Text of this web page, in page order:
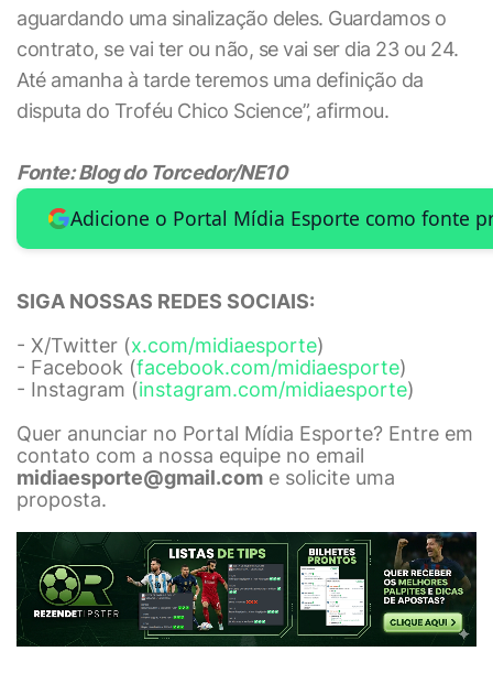
aguardando uma sinalização deles. Guardamos o
contrato, se vai ter ou não, se vai ser dia 23 ou 24.
Até amanha à tarde teremos uma definição da
disputa do Troféu Chico Science”, afirmou.
Fonte: Blog do Torcedor/NE10
Adicione o Portal Mídia Esporte como fonte
SIGA NOSSAS REDES SOCIAIS:
- X/Twitter (x.com/midiaesporte)
- Facebook (facebook.com/midiaesporte)
- Instagram (instagram.com/midiaesporte)
Quer anunciar no Portal Mídia Esporte? Entre em
contato com a nossa equipe no email
midiaesporte@gmail.com e solicite uma
proposta.